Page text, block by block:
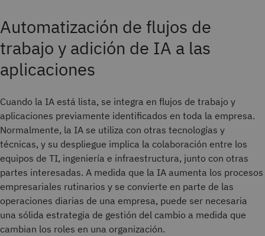
Automatización de flujos de
trabajo y adición de IA a las
aplicaciones
Cuando la IA está lista, se integra en flujos de trabajo y
aplicaciones previamente identificados en toda la empresa.
Normalmente, la IA se utiliza con otras tecnologías y
técnicas, y su despliegue implica la colaboración entre los
equipos de TI, ingeniería e infraestructura, junto con otras
partes interesadas. A medida que la IA aumenta los procesos
empresariales rutinarios y se convierte en parte de las
operaciones diarias de una empresa, puede ser necesaria
una sólida estrategia de gestión del cambio a medida que
cambian los roles en una organización.